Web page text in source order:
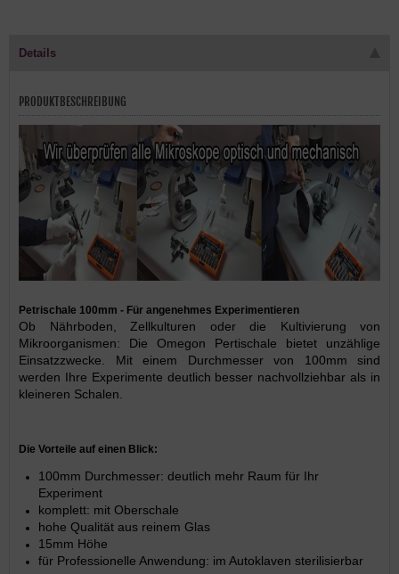
Details
PRODUKTBESCHREIBUNG
Petrischale 100mm - Für angenehmes Experimentieren
Ob Nährboden, Zellkulturen oder die Kultivierung von
Mikroorganismen: Die Omegon Pertischale bietet unzählige
Einsatzzwecke. Mit einem Durchmesser von 100mm sind
werden Ihre Experimente deutlich besser nachvollziehbar als in
kleineren Schalen.
Die Vorteile auf einen Blick:
100mm Durchmesser: deutlich mehr Raum für Ihr
Experiment
komplett: mit Oberschale
hohe Qualität aus reinem Glas
15mm Höhe
für Professionelle Anwendung: im Autoklaven sterilisierbar